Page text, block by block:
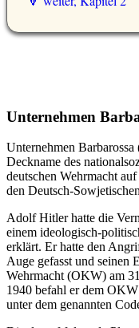
Unternehmen
Unternehmen
Deckname des
deutschen Wehrmacht
den Deutsch-
Adolf Hitler hatte die
einem ideologisch-
erklärt. Er hatte den
Auge gefasst und seinen
Wehrmacht (OKW) am
1940 befahl er dem
unter dem genannten